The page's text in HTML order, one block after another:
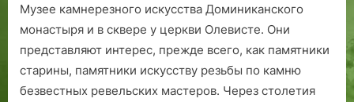
Музее камнерезного искусства Доминиканского
монастыря и в сквере у церкви Олевисте. Они
представляют интерес, прежде всего, как памятники
старины, памятники искусству резьбы по камню
безвестных ревельских мастеров. Через столетия